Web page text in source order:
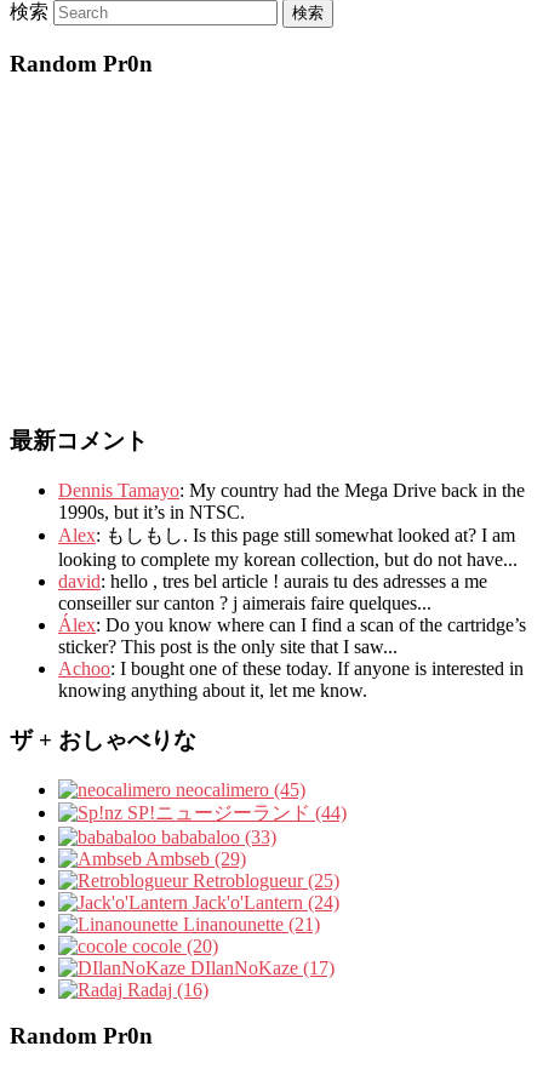
検索
Random Pr0n
最新コメント
Dennis Tamayo: My country had the Mega Drive back in the
1990s, but it’s in NTSC.
Alex: もしもし. Is this page still somewhat looked at? I am
looking to complete my korean collection, but do not have...
david: hello , tres bel article ! aurais tu des adresses a me
conseiller sur canton ? j aimerais faire quelques...
Álex: Do you know where can I find a scan of the cartridge’s
sticker? This post is the only site that I saw...
Achoo: I bought one of these today. If anyone is interested in
knowing anything about it, let me know.
ザ + おしゃべりな
neocalimero (45)
SP!ニュージーランド (44)
bababaloo (33)
Ambseb (29)
Retroblogueur (25)
Jack'o'Lantern (24)
Linanounette (21)
cocole (20)
DIlanNoKaze (17)
Radaj (16)
Random Pr0n